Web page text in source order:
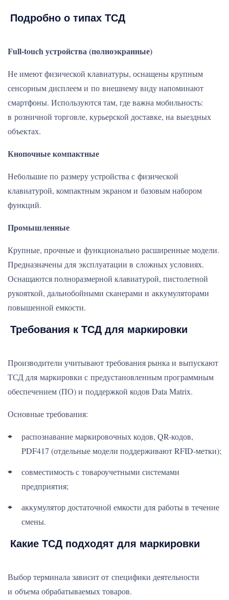
Подробно о типах ТСД
Full-touch устройства (полноэкранные)
Не имеют физической клавиатуры, оснащены крупным
сенсорным дисплеем и по внешнему виду напоминают
смартфоны. Используются там, где важна мобильность:
в розничной торговле, курьерской доставке, на выездных
объектах.
Кнопочные компактные
Небольшие по размеру устройства с физической
клавиатурой, компактным экраном и базовым набором
функций.
Промышленные
Крупные, прочные и функционально расширенные модели.
Предназначены для эксплуатации в сложных условиях.
Оснащаются полноразмерной клавиатурой, пистолетной
рукояткой, дальнобойными сканерами и аккумуляторами
повышенной емкости.
Требования к ТСД для маркировки
Производители учитывают требования рынка и выпускают
ТСД для маркировки с предустановленным программным
обеспечением (ПО) и поддержкой кодов Data Matrix.
Основные требования:
распознавание маркировочных кодов, QR-кодов,
PDF417 (отдельные модели поддерживают RFID-метки);
совместимость с товароучетными системами
предприятия;
аккумулятор достаточной емкости для работы в течение
смены.
Какие ТСД подходят для маркировки
Выбор терминала зависит от специфики деятельности
и объема обрабатываемых товаров.